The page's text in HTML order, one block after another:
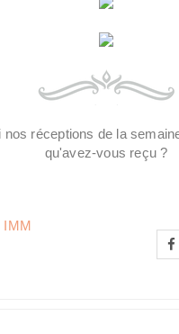
nos réceptions de la
qu'avez-vous reçu ?
IMM